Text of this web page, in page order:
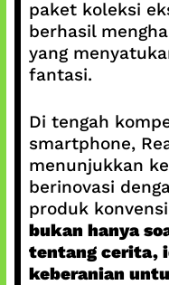
paket koleksi
berhasil
yang
fantasi.
Di tengah
smartphone,
menunjukkan
berinovasi
produk
bukan hanya
tentang cerita,
keberanian